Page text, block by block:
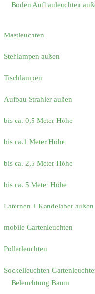
Boden Aufbauleuchten
Mastleuchten
Stehlampen außen
Tischlampen
Aufbau Strahler außen
bis ca. 0,5 Meter Höhe
bis ca.1 Meter Höhe
bis ca. 2,5 Meter Höhe
bis ca. 5 Meter Höhe
Laternen + Kandelaber außen
mobile Gartenleuchten
Pollerleuchten
Sockelleuchten
Beleuchtung Baum